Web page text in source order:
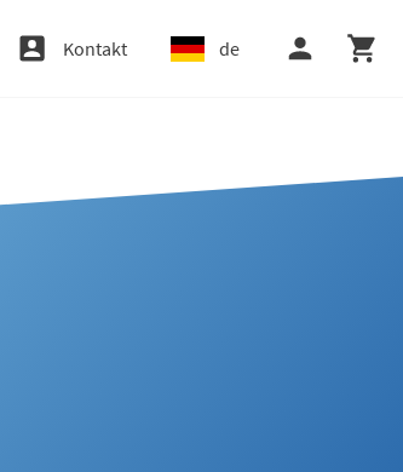
Kontakt de